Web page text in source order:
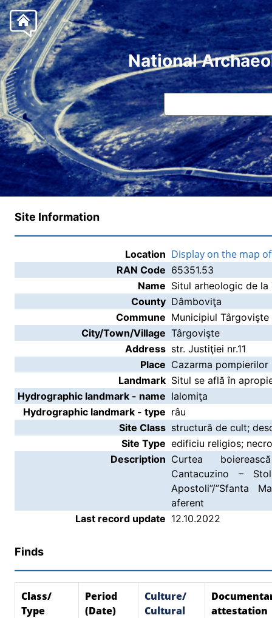
National
Site Information
Location Display on the map
RAN Code 65351.53
Name Situl arheologic de
County Dâmboviţa
Commune Municipiul Târgovişte
City/Town/Village Târgovişte
Address str. Justiţiei nr.11
Place Cazarma pompierilor
Landmark Situl se află în
Hydrographic landmark - name Ialomiţa
Hydrographic landmark - type râu
Site Class structură de cult;
Site Type edificiu religios;
Description Curtea
Cantacuzino –
Apostoli”/”Sfanta
aferent
Last record update 12.10.2022
Finds
Class/
Type
Period
(Date)
Culture/
Cultural
attestation